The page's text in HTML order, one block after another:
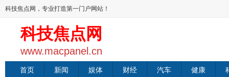
科技焦点网，专业打造第一门户网站！
科技焦点网
www.macpanel.cn
首页 新闻 娱体 财经 汽车 健康